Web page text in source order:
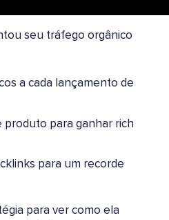
seu tráfego orgânico
a cada lançamento de
produto para ganhar rich
para um recorde
para ver como ela